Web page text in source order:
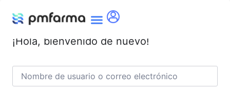
¡Hola, bienvenido de nuevo!